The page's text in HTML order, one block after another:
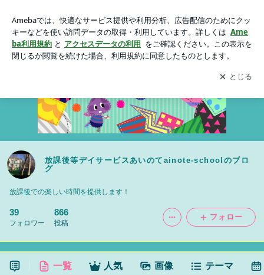
アプリをダウンロードして ブログの更新通知
を受け取りまし
ょう。
開く
放課後等デイサービスあいのてainote-schoolのブロ
グ
放課後での楽しい時間を提供します！
39
フォロワー
866
投稿
フォロー
一覧 人気 画像 テーマ